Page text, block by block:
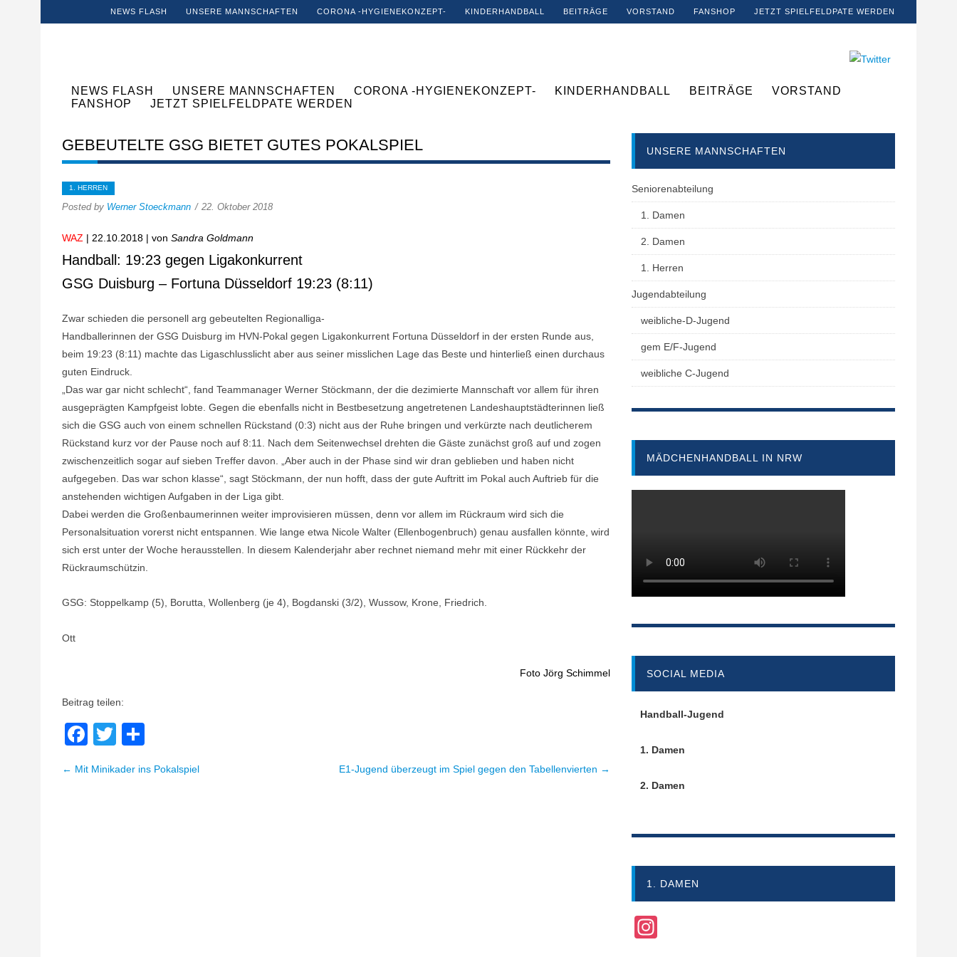
NEWS FLASH UNSERE MANNSCHAFTEN CORONA -HYGIENEKONZEPT- KINDERHANDBALL BEITRÄGE VORSTAND FANSHOP JETZT SPIELFELDPATE WERDEN
NEWS FLASH UNSERE MANNSCHAFTEN CORONA -HYGIENEKONZEPT- KINDERHANDBALL BEITRÄGE
VORSTAND
FANSHOP
JETZT SPIELFELDPATE WERDEN
GEBEUTELTE GSG BIETET GUTES POKALSPIEL
1. HERREN
Posted by Werner Stoeckmann 22. Oktober 2018
WAZ | 22.10.2018 | von Sandra Goldmann
Handball: 19:23 gegen Ligakonkurrent
GSG Duisburg – Fortuna Düsseldorf 19:23 (8:11)
Zwar schieden die personell arg gebeutelten Regionalliga-
Handballerinnen der GSG Duisburg im HVN-Pokal gegen Ligakonkurrent Fortuna Düsseldorf in der ersten Runde aus,
beim 19:23 (8:11) machte das Ligaschlusslicht aber aus seiner misslichen Lage das Beste und hinterließ einen durchaus
guten Eindruck.
„Das war gar nicht schlecht“, fand Teammanager Werner Stöckmann, der die dezimierte Mannschaft vor allem für ihren
ausgeprägten Kampfgeist lobte. Gegen die ebenfalls nicht in Bestbesetzung angetretenen Landeshauptstädterinnen ließ
sich die GSG auch von einem schnellen Rückstand (0:3) nicht aus der Ruhe bringen und verkürzte nach deutlicherem
Rückstand kurz vor der Pause noch auf 8:11. Nach dem Seitenwechsel drehten die Gäste zunächst groß auf und zogen
zwischenzeitlich sogar auf sieben Treffer davon. „Aber auch in der Phase sind wir dran geblieben und haben nicht
aufgegeben. Das war schon klasse“, sagt Stöckmann, der nun hofft, dass der gute Auftritt im Pokal auch Auftrieb für die
anstehenden wichtigen Aufgaben in der Liga gibt.
Dabei werden die Großenbaumerinnen weiter improvisieren müssen, denn vor allem im Rückraum wird sich die
Personalsituation vorerst nicht entspannen. Wie lange etwa Nicole Walter (Ellenbogenbruch) genau ausfallen könnte, wird
sich erst unter der Woche herausstellen. In diesem Kalenderjahr aber rechnet niemand mehr mit einer Rückkehr der
Rückraumschützin.
GSG: Stoppelkamp (5), Borutta, Wollenberg (je 4), Bogdanski (3/2), Wussow, Krone, Friedrich.
Ott
Foto Jörg Schimmel
Beitrag teilen:
Facebook
Twitter
Beitragsnavigation
← Mit Minikader ins Pokalspiel E1-Jugend überzeugt im Spiel gegen den Tabellenvierten →
UNSERE MANNSCHAFTEN
Seniorenabteilung
1. Damen
2. Damen
1. Herren
Jugendabteilung
weibliche-D-Jugend
gem E/F-Jugend
weibliche C-Jugend
MÄDCHENHANDBALL IN NRW
SOCIAL MEDIA
Handball-Jugend
1. Damen
2. Damen
1. DAMEN